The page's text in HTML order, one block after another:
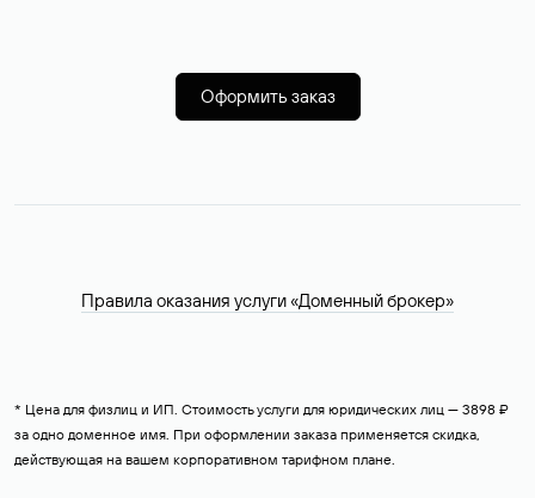
Оформить заказ
Правила оказания услуги «Доменный брокер»
* Цена для физлиц и ИП. Стоимость услуги для юридических лиц — 3898 ₽
за одно доменное имя. При оформлении заказа применяется скидка,
действующая на вашем корпоративном тарифном плане.